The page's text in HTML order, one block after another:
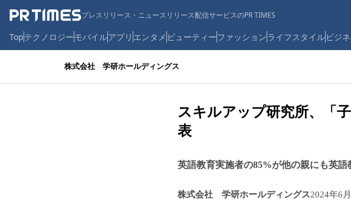
プレスリリース・ニュースリリース配信サービスのPR TIMES
Topテクノロジーモバイルアプリ エンタメ ビューティーファッションライフスタイルビジ
株式会社 学研ホールディングス
スキルアップ研究所、「
表
英語教育実施者の85%が他の親にも英
株式会社 学研ホールディングス2024年6